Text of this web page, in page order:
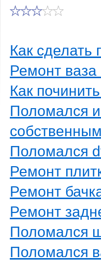
Как сделать
Ремонт
Как
Поломался
Поломался
Ремонт
Ремонт
Ремонт
Поломался
Поломался